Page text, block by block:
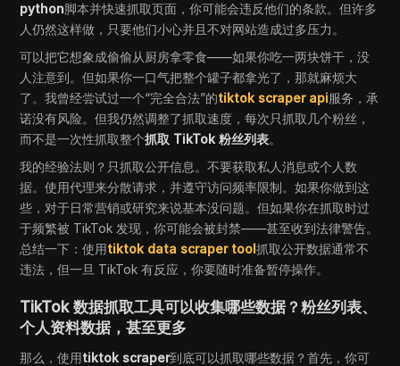
python脚本并快速抓取页面，你可能会违反他们的条款。但许多
人仍然这样做，只要他们小心并且不对网站造成过多压力。
可以把它想象成偷偷从厨房拿零食——如果你吃一两块饼干，没
人注意到。但如果你一口气把整个罐子都拿光了，那就麻烦大
了。我曾经尝试过一个“完全合法”的tiktok scraper api服务，承
诺没有风险。但我仍然调整了抓取速度，每次只抓取几个粉丝，
而不是一次性抓取整个抓取 TikTok 粉丝列表。
我的经验法则？只抓取公开信息。不要获取私人消息或个人数
据。使用代理来分散请求，并遵守访问频率限制。如果你做到这
些，对于日常营销或研究来说基本没问题。但如果你在抓取时过
于频繁被 TikTok 发现，你可能会被封禁——甚至收到法律警告。
总结一下：使用tiktok data scraper tool抓取公开数据通常不
违法，但一旦 TikTok 有反应，你要随时准备暂停操作。
TikTok 数据抓取工具可以收集哪些数据？粉丝列表、
个人资料数据，甚至更多
那么，使用tiktok scraper到底可以抓取哪些数据？首先，你可